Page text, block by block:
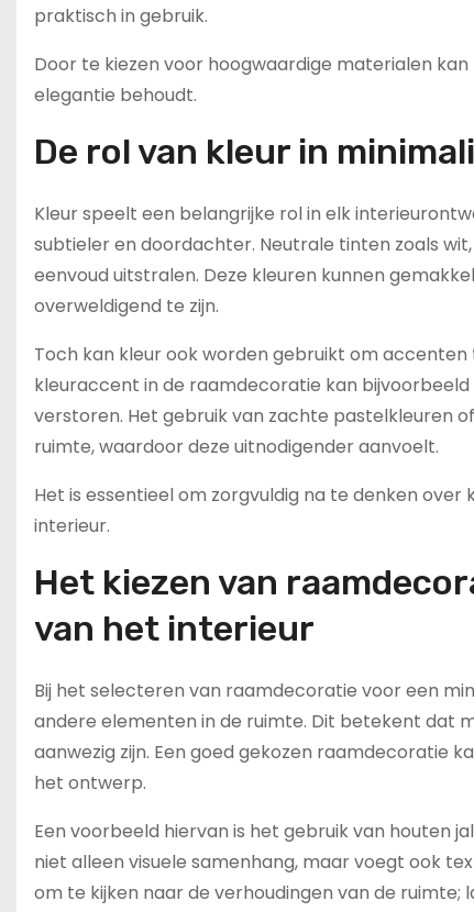
praktisch in gebruik.
Door te kiezen voor hoogwaardige materialen
elegantie behoudt.
De rol van kleur in
Kleur speelt een belangrijke rol in elk
subtieler en doordachter. Neutrale tinten zoals
eenvoud uitstralen. Deze kleuren kunnen
overweldigend te zijn.
Toch kan kleur ook worden gebruikt om
kleuraccent in de raamdecoratie kan
verstoren. Het gebruik van zachte pastelkleuren
ruimte, waardoor deze uitnodigender aanvoelt.
Het is essentieel om zorgvuldig na te denken
interieur.
Het kiezen van
van het interieur
Bij het selecteren van raamdecoratie voor een
andere elementen in de ruimte. Dit betekent dat
aanwezig zijn. Een goed gekozen raamdecoratie
het ontwerp.
Een voorbeeld hiervan is het gebruik van houten
niet alleen visuele samenhang, maar voegt ook
om te kijken naar de verhoudingen van de